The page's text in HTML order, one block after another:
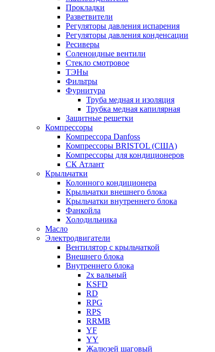
Прокладки
Разветвители
Регуляторы давления испарения
Регуляторы давления конденсации
Ресиверы
Соленоидные вентили
Стекло смотровое
ТЭНы
Фильтры
Фурнитура
Труба медная и изоляция
Трубка медная капилярная
Защитные решетки
Компрессоры
Компрессора Danfoss
Компрессоры BRISTOL (США)
Компрессоры для кондиционеров
СК Атлант
Крыльчатки
Колонного кондиционера
Крыльчатки внешнего блока
Крыльчатки внутреннего блока
Фанкойла
Холодильника
Масло
Электродвигатели
Вентилятор с крыльчаткой
Внешнего блока
Внутреннего блока
2х вальный
KSFD
RD
RPG
RPS
RRMB
YF
YY
Жалюзей шаговый